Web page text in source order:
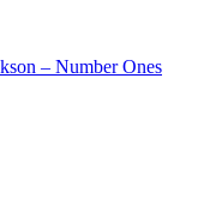
– Number Ones